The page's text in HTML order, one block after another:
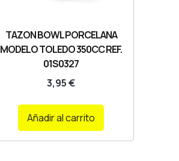
TAZON BOWL PORCELANA
MODELO TOLEDO 350CC REF.
01S0327
3,95€
Añadir al carrito